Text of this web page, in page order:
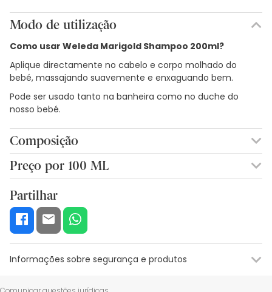
Modo de utilização
Como usar Weleda Marigold Shampoo 200ml?
Aplique directamente no cabelo e corpo molhado do
bebé, massajando suavemente e enxaguando bem.
Pode ser usado tanto na banheira como no duche do
nosso bebé.
Composição
WATER COCO-GLUCOSIDE PRUNUS AMYGDALUS DULCIS OIL
ALCOHOL DISODIUM COCOYL GLUTAMATE SESAMUM INDICUM
GLUTAMATE CALENDULA OFFICINALIS FLOWER EXTRACT
XANTHAN GUM LACTIC ACID FRAGRANCE LIMONENE LINALOOL
Preço por 100 ML
Partilhar
Informações sobre segurança e produtos
Recursos de segurança visual